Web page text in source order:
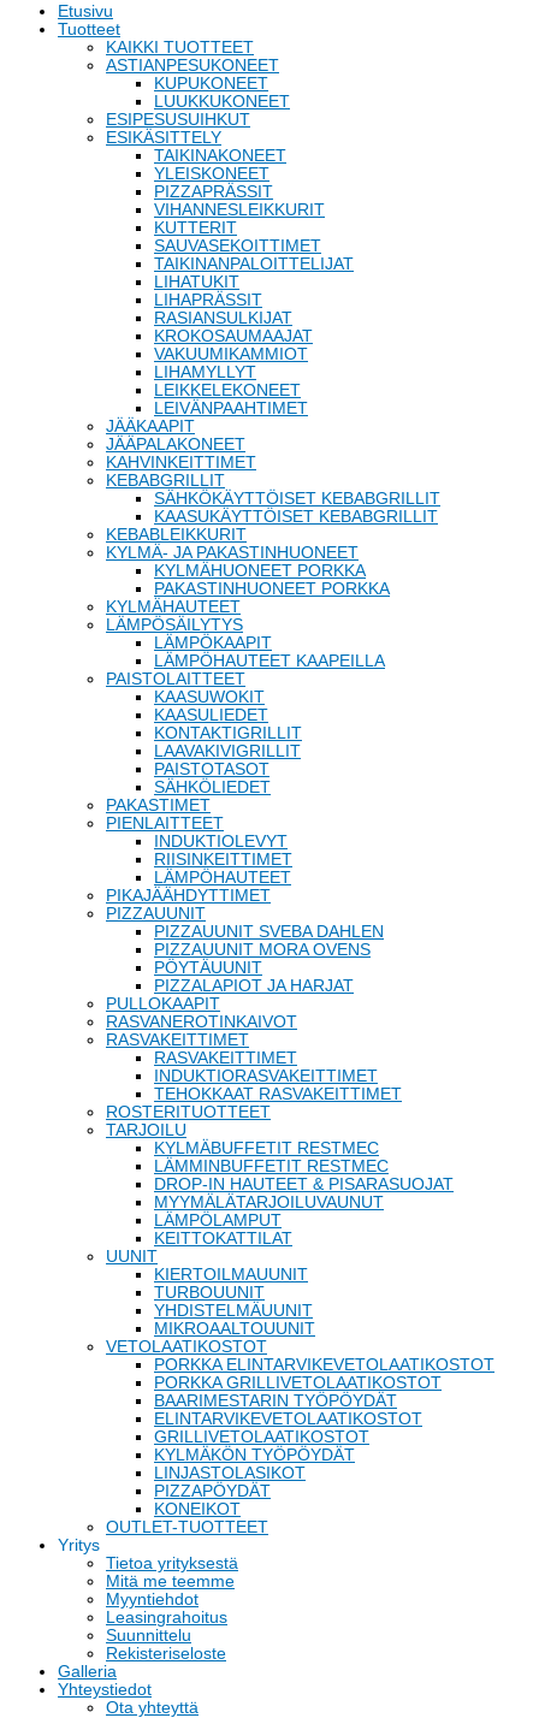
Etusivu
Tuotteet
KAIKKI TUOTTEET
ASTIANPESUKONEET
KUPUKONEET
LUUKKUKONEET
ESIPESUSUIHKUT
ESIKÄSITTELY
TAIKINAKONEET
YLEISKONEET
PIZZAPRÄSSIT
VIHANNESLEIKKURIT
KUTTERIT
SAUVASEKOITTIMET
TAIKINANPALOITTELIJAT
LIHATUKIT
LIHAPRÄSSIT
RASIANSULKIJAT
KROKOSAUMAAJAT
VAKUUMIKAMMIOT
LIHAMYLLYT
LEIKKELEKONEET
LEIVÄNPAAHTIMET
JÄÄKAAPIT
JÄÄPALAKONEET
KAHVINKEITTIMET
KEBABGRILLIT
SÄHKÖKÄYTTÖISET KEBABGRILLIT
KAASUKÄYTTÖISET KEBABGRILLIT
KEBABLEIKKURIT
KYLMÄ- JA PAKASTINHUONEET
KYLMÄHUONEET PORKKA
PAKASTINHUONEET PORKKA
KYLMÄHAUTEET
LÄMPÖSÄILYTYS
LÄMPÖKAAPIT
LÄMPÖHAUTEET KAAPEILLA
PAISTOLAITTEET
KAASUWOKIT
KAASULIEDET
KONTAKTIGRILLIT
LAAVAKIVIGRILLIT
PAISTOTASOT
SÄHKÖLIEDET
PAKASTIMET
PIENLAITTEET
INDUKTIOLEVYT
RIISINKEITTIMET
LÄMPÖHAUTEET
PIKAJÄÄHDYTTIMET
PIZZAUUNIT
PIZZAUUNIT SVEBA DAHLEN
PIZZAUUNIT MORA OVENS
PÖYTÄUUNIT
PIZZALAPIOT JA HARJAT
PULLOKAAPIT
RASVANEROTINKAIVOT
RASVAKEITTIMET
RASVAKEITTIMET
INDUKTIORASVAKEITTIMET
TEHOKKAAT RASVAKEITTIMET
ROSTERITUOTTEET
TARJOILU
KYLMÄBUFFETIT RESTMEC
LÄMMINBUFFETIT RESTMEC
DROP-IN HAUTEET & PISARASUOJAT
MYYMÄLÄTARJOILUVAUNUT
LÄMPÖLAMPUT
KEITTOKATTILAT
UUNIT
KIERTOILMAUUNIT
TURBOUUNIT
YHDISTELMÄUUNIT
MIKROAALTOUUNIT
VETOLAATIKOSTOT
PORKKA ELINTARVIKEVETOLAATIKOSTOT
PORKKA GRILLIVETOLAATIKOSTOT
BAARIMESTARIN TYÖPÖYDÄT
ELINTARVIKEVETOLAATIKOSTOT
GRILLIVETOLAATIKOSTOT
KYLMÄKÖN TYÖPÖYDÄT
LINJASTOLASIKOT
PIZZAPÖYDÄT
KONEIKOT
OUTLET-TUOTTEET
Yritys
Tietoa yrityksestä
Mitä me teemme
Myyntiehdot
Leasingrahoitus
Suunnittelu
Rekisteriseloste
Galleria
Yhteystiedot
Ota yhteyttä